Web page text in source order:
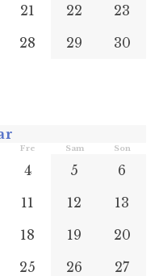
21 22
23
28 29
30
Fre Sam Son
4 5
6
11 12
13
18 19
20
25 26
27